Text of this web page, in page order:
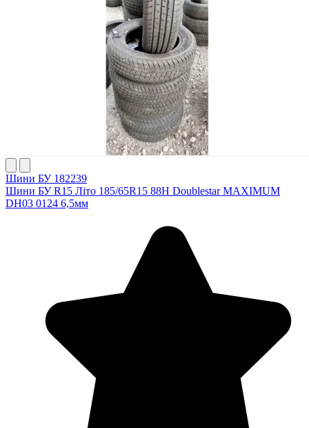
Шини БУ 182239
Шини БУ R15 Літо 185/65R15 88H Doublestar MAXIMUM
DH03 0124 6,5мм